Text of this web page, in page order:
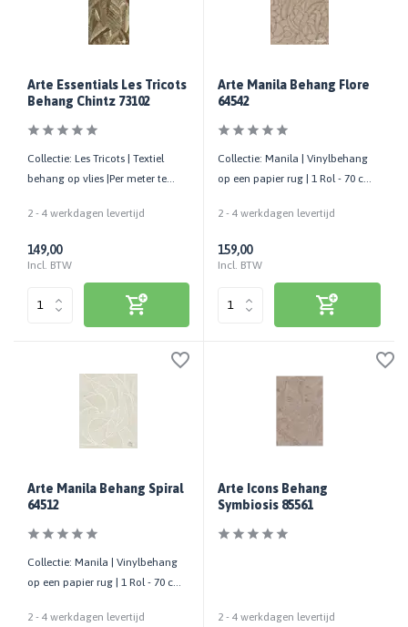
Arte Essentials Les Tricots
Behang Chintz 73102
Collectie: Les Tricots | Textiel
behang op vlies |Per meter te
2 - 4 werkdagen levertijd
149,00
Incl. BTW
Arte Manila Behang Flore
64542
Collectie: Manila | Vinylbehang
op een papier rug | 1 Rol - 70 cm
2 - 4 werkdagen levertijd
159,00
Incl. BTW
Arte Manila Behang Spiral
64512
Collectie: Manila | Vinylbehang
op een papier rug | 1 Rol - 70 cm
2 - 4 werkdagen levertijd
Arte Icons Behang
Symbiosis 85561
2 - 4 werkdagen levertijd